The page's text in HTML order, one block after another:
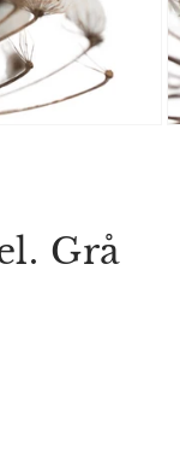
Grå